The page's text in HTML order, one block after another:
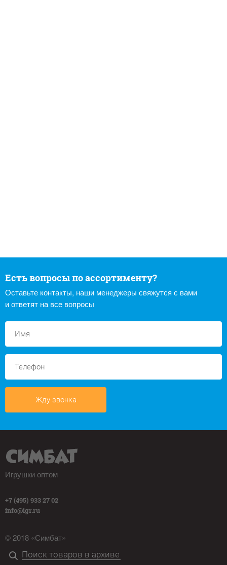
Есть вопросы по ассортименту?
Оставьте контакты, наши менеджеры свяжутся с вами
и ответят на все вопросы
Жду звонка
Игрушки оптом
+7 (495) 933 27 02
info@igr.ru
© 2018 «Симбат»